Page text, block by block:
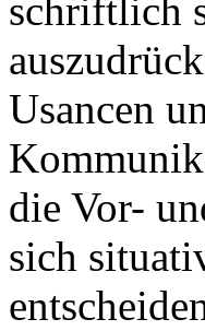
schriftlich
Usancen
die Vor-
sich